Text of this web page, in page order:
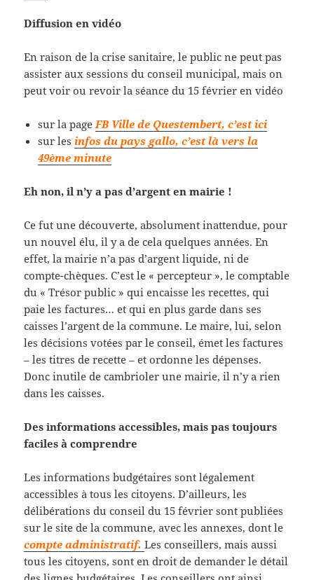
Diffusion en vidéo
En raison de la crise sanitaire, le public ne peut pas
assister aux sessions du conseil municipal, mais on
peut voir ou revoir la séance du 15 février en vidéo
sur la page FB Ville de Questembert, c’est ici
sur les infos du pays gallo, c’est là vers la
49ème minute
Eh non, il n’y a pas d’argent en mairie !
Ce fut une découverte, absolument inattendue, pour
un nouvel élu, il y a de cela quelques années. En
effet, la mairie n’a pas d’argent liquide, ni de
compte-chèques. C’est le « percepteur », le comptable
du « Trésor public » qui encaisse les recettes, qui
paie les factures… et qui en plus garde dans ses
caisses l’argent de la commune. Le maire, lui, selon
les décisions votées par le conseil, émet les factures
– les titres de recette – et ordonne les dépenses.
Donc inutile de cambrioler une mairie, il n’y a rien
dans les caisses.
Des informations accessibles, mais pas toujours
faciles à comprendre
Les informations budgétaires sont légalement
accessibles à tous les citoyens. D’ailleurs, les
délibérations du conseil du 15 février sont publiées
sur le site de la commune, avec les annexes, dont le
compte administratif.Les conseillers, mais aussi
tous les citoyens, sont en droit de demander le détail